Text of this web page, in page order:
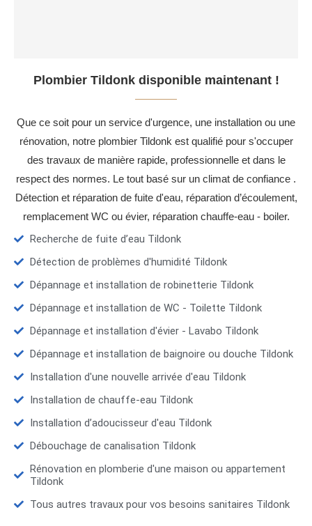
Plombier Tildonk disponible maintenant !
Que ce soit pour un service d'urgence, une installation ou une
rénovation, notre plombier Tildonk est qualifié pour s'occuper
des travaux de manière rapide, professionnelle et dans le
respect des normes. Le tout basé sur un climat de confiance .
Détection et réparation de fuite d'eau, réparation d’écoulement,
remplacement WC ou évier, réparation chauffe-eau - boiler.
Recherche de fuite d’eau Tildonk
Détection de problèmes d'humidité Tildonk
Dépannage et installation de robinetterie Tildonk
Dépannage et installation de WC - Toilette Tildonk
Dépannage et installation d'évier - Lavabo Tildonk
Dépannage et installation de baignoire ou douche Tildonk
Installation d'une nouvelle arrivée d'eau Tildonk
Installation de chauffe-eau Tildonk
Installation d’adoucisseur d'eau Tildonk
Débouchage de canalisation Tildonk
Rénovation en plomberie d'une maison ou appartement
Tildonk
Tous autres travaux pour vos besoins sanitaires Tildonk